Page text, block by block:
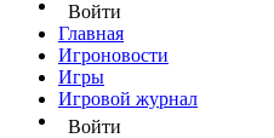
Войти
Главная
Игроновости
Игры
Игровой журнал
Войти